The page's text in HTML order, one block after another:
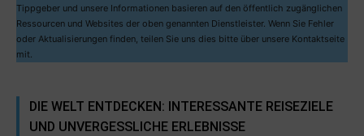
Tippgeber und unsere Informationen basieren auf den öffentlich zugänglichen
Ressourcen und Websites der oben genannten Dienstleister. Wenn Sie Fehler
oder Aktualisierungen finden, teilen Sie uns dies bitte über unsere Kontaktseite
mit.
DIE WELT ENTDECKEN: INTERESSANTE REISEZIELE
UND UNVERGESSLICHE ERLEBNISSE